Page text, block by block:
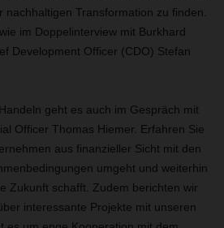
nachhaltigen Transformation zu finden.
im Doppelinterview mit Burkhard
Development Officer (CDO) Stefan
geht es auch im Gespräch mit
Officer Thomas Hiemer. Erfahren Sie
aus finanzieller Sicht mit den
umgeht und weiterhin
Zukunft schafft. Zudem berichten wir
interessante Projekte mit unseren